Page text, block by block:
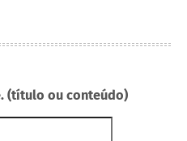
(título ou conteúdo)